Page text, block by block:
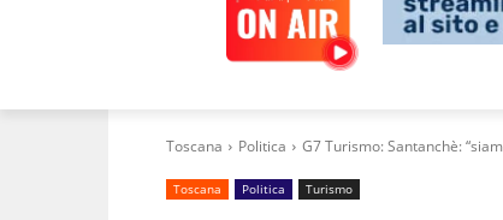
Toscana Politica G7 Turismo: Santanchè:
Toscana Politica Turismo